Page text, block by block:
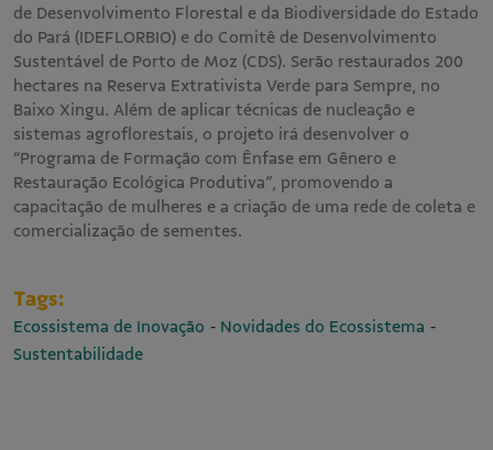
de Desenvolvimento Florestal e da Biodiversidade do Estado
do Pará (IDEFLORBIO) e do Comitê de Desenvolvimento
Sustentável de Porto de Moz (CDS). Serão restaurados 200
hectares na Reserva Extrativista Verde para Sempre, no
Baixo Xingu. Além de aplicar técnicas de nucleação e
sistemas agroflorestais, o projeto irá desenvolver o
“Programa de Formação com Ênfase em Gênero e
Restauração Ecológica Produtiva”, promovendo a
capacitação de mulheres e a criação de uma rede de coleta e
comercialização de sementes.
Tags:
Ecossistema de Inovação - Novidades do Ecossistema -
Sustentabilidade